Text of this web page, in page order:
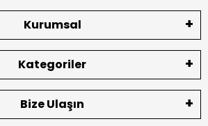
Kurumsal
Kategoriler
Bize Ulaşın